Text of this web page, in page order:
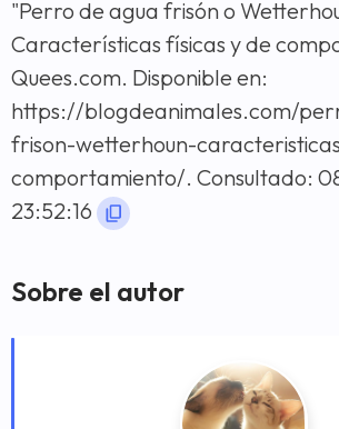
"Perro de agua frisón o
Características físicas y de
Quees.com. Disponible en:
https://blogdeanimales.com/
frison-wetterhoun-
comportamiento/. Consultado:
23:52:16
Sobre el autor